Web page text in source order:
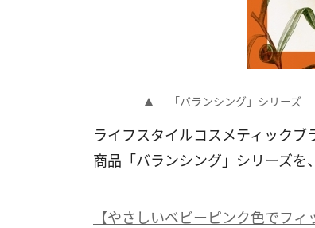
「バランシング」シリーズ
ライフスタイルコスメティック
商品「バランシング」シリーズを
【やさしいベビーピンク色でフ